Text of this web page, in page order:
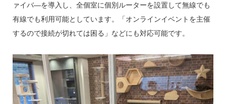
ァイバ―を導入し、全個室に個別ルーターを設置して無線でも
有線でも利用可能としています。「オンラインイベントを主催
するので接続が切れては困る」などにも対応可能です。